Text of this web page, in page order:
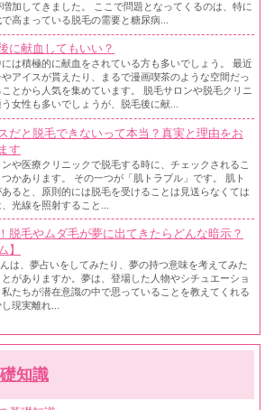
加してきました。 ここで問題となってくるのは、特に
高まっている脱毛の需要と糖尿病...
に献血してもいい？
は積極的に献血をされている方も多いでしょう。 最近
アイスが貰えたり、まるで漫画喫茶のような空間だっ
ことから人気を集めています。 脱毛サロンや脱毛クリニ
う女性も多いでしょうが、脱毛後に献...
だと脱毛できないって本当？真実と理由をお
す
や医療クリニックで脱毛する時に、チェックされるこ
つかあります。 その一つが「肌トラブル」です。 肌ト
あると、原則的には脱毛を受けることは見送らなくては
光線を照射すること...
脱毛やムダ毛が夢に出てきたらどんな暗示？
】
は、夢占いをしてみたり、夢の持つ意味を考えてみた
とがありますか。夢は、登場した人物やシチュエーショ
私たちが潜在意識の中で思っていることを教えてくれる
現実離れ...
知識